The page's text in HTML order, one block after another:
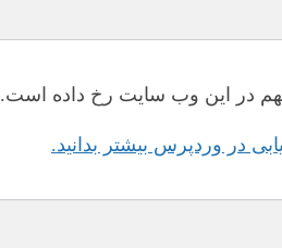
در این وب سایت رخ داده است.
در وردپرس بیشتر بدانید.